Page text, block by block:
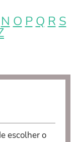
N O P Q R S
escolher o